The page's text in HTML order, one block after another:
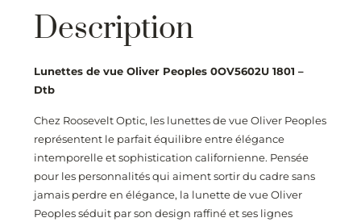
Description
Lunettes de vue Oliver Peoples 0OV5602U 1801 –
Dtb
Chez Roosevelt Optic, les lunettes de vue Oliver Peoples
représentent le parfait équilibre entre élégance
intemporelle et sophistication californienne. Pensée
pour les personnalités qui aiment sortir du cadre sans
jamais perdre en élégance, la lunette de vue Oliver
Peoples séduit par son design raffiné et ses lignes